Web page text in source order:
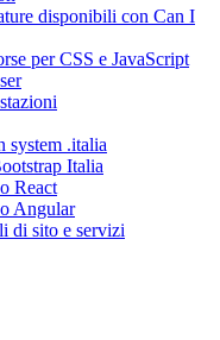
disponibili con Can I
per CSS e JavaScript
system .italia
Italia
React
Angular
di sito e servizi